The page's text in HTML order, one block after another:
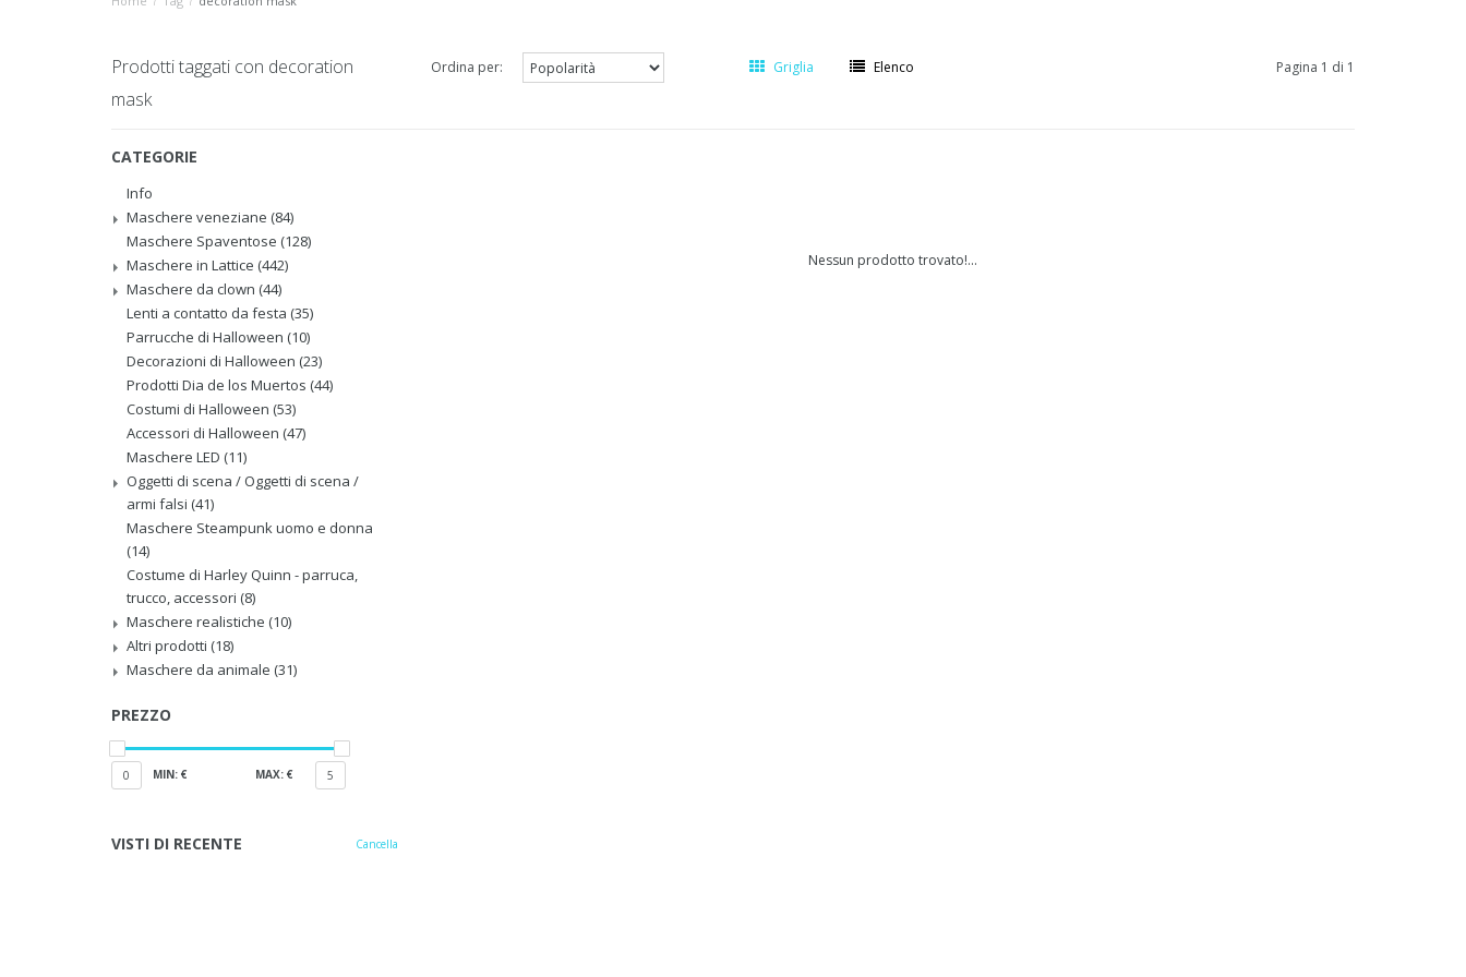
Prodotti taggati con decoration
mask
Ordina per: Griglia Elenco Pagina 1 di 1
CATEGORIE
Info
Maschere veneziane (84)
Maschere Spaventose (128)
Maschere in Lattice (442)
Maschere da clown (44)
Lenti a contatto da festa (35)
Parrucche di Halloween (10)
Decorazioni di Halloween (23)
Prodotti Dia de los Muertos (44)
Costumi di Halloween (53)
Accessori di Halloween (47)
Maschere LED (11)
Oggetti di scena / Oggetti di scena /
armi falsi (41)
Maschere Steampunk uomo e donna
(14)
Costume di Harley Quinn - parruca,
trucco, accessori (8)
Maschere realistiche (10)
Altri prodotti (18)
Maschere da animale (31)
PREZZO
0 MIN: € MAX: € 5
VISTI DI RECENTE Cancella
Nessun prodotto trovato!...